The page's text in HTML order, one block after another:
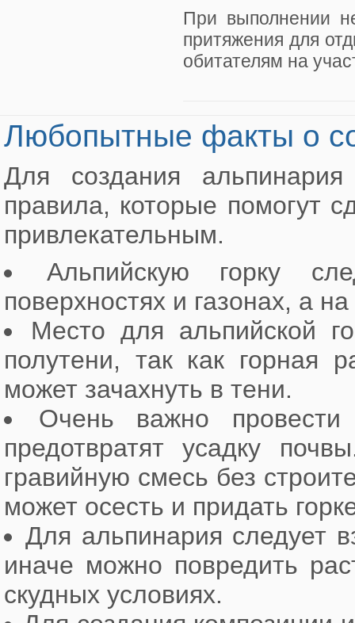
При выполнении
притяжения для
обитателям на
Любопытные факты о
Для создания
правила, которые помогут
привлекательным.
Альпийскую горку
поверхностях и газонах, а
Место для альпийской
полутени, так как горная
может зачахнуть в тени.
Очень важно провести
предотвратят усадку
гравийную смесь без
может осесть и придать
Для альпинария следует
иначе можно повредить
скудных условиях.